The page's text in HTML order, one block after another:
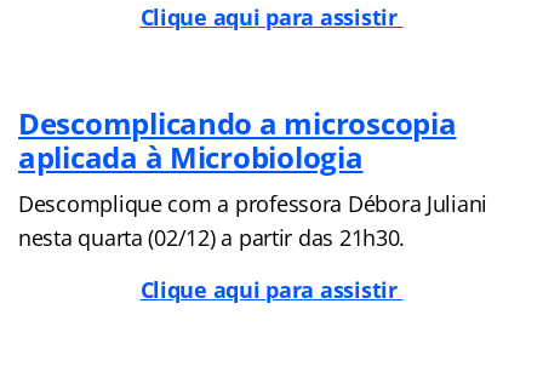
Clique aqui para assistir
Descomplicando a microscopia
aplicada à Microbiologia
Descomplique com a professora Débora Juliani
nesta quarta (02/12) a partir das 21h30.
Clique aqui para assistir